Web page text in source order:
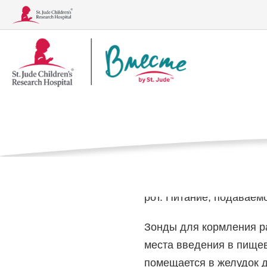
Типы
рот. Питание,
Зонды для кормления
места введения в
помещается в желудок